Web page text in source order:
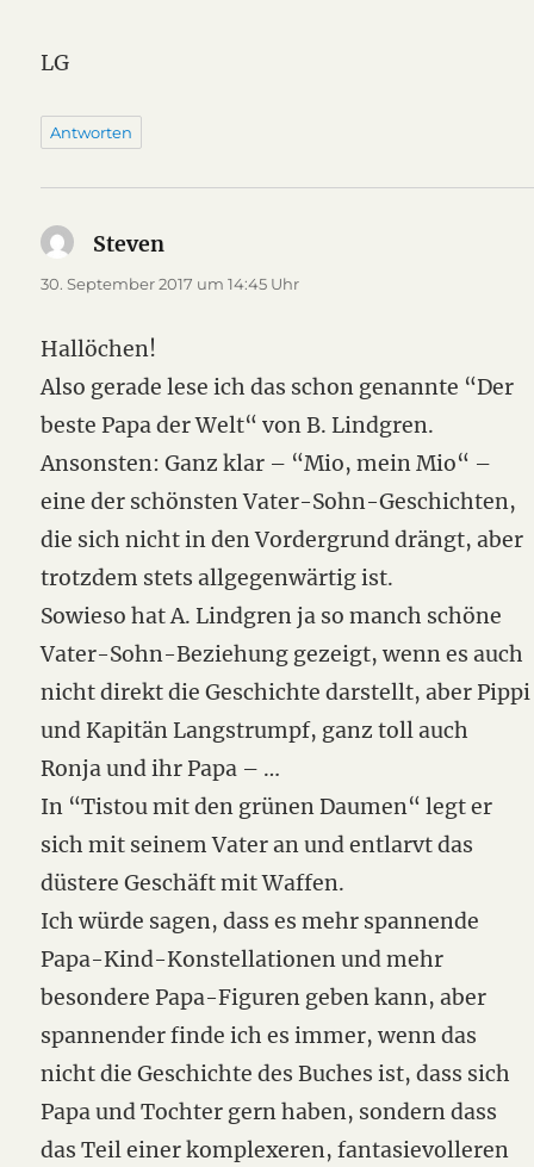
LG
Antworten
Stevensagt:
30. September 2017 um 14:45 Uhr
Hallöchen!
Also gerade lese ich das schon genannte “Der
beste Papa der Welt“ von B. Lindgren.
Ansonsten: Ganz klar – “Mio, mein Mio“ –
eine der schönsten Vater-Sohn-Geschichten,
die sich nicht in den Vordergrund drängt, aber
trotzdem stets allgegenwärtig ist.
Sowieso hat A. Lindgren ja so manch schöne
Vater-Sohn-Beziehung gezeigt, wenn es auch
nicht direkt die Geschichte darstellt, aber Pippi
und Kapitän Langstrumpf, ganz toll auch
Ronja und ihr Papa – …
In “Tistou mit den grünen Daumen“ legt er
sich mit seinem Vater an und entlarvt das
düstere Geschäft mit Waffen.
Ich würde sagen, dass es mehr spannende
Papa-Kind-Konstellationen und mehr
besondere Papa-Figuren geben kann, aber
spannender finde ich es immer, wenn das
nicht die Geschichte des Buches ist, dass sich
Papa und Tochter gern haben, sondern dass
das Teil einer komplexeren, fantasievolleren